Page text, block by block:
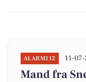
ALARM112 11-
Mand fra